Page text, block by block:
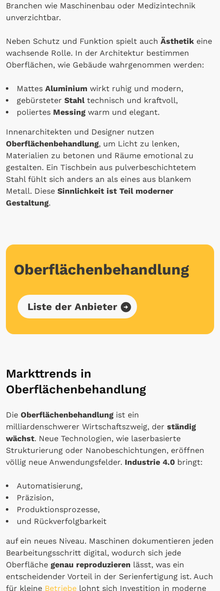
Branchen wie Maschinenbau oder Medizintechnik
unverzichtbar.
Neben Schutz und Funktion spielt auch Ästhetik eine
wachsende Rolle. In der Architektur bestimmen
Oberflächen, wie Gebäude wahrgenommen werden:
Mattes Aluminium wirkt ruhig und modern,
gebürsteter Stahl technisch und kraftvoll,
poliertes Messing warm und elegant.
Innenarchitekten und Designer nutzen
Oberflächenbehandlung, um Licht zu lenken,
Materialien zu betonen und Räume emotional zu
gestalten. Ein Tischbein aus pulverbeschichtetem
Stahl fühlt sich anders an als eines aus blankem
Metall. Diese Sinnlichkeit ist Teil moderner
Gestaltung.
Oberflächenbehandlung
Liste der Anbieter
Markttrends in
Oberflächenbehandlung
Die Oberflächenbehandlung ist ein
milliardenschwerer Wirtschaftszweig, der ständig
wächst. Neue Technologien, wie laserbasierte
Strukturierung oder Nanobeschichtungen, eröffnen
völlig neue Anwendungsfelder. Industrie 4.0 bringt:
Automatisierung,
Präzision,
Produktionsprozesse,
und Rückverfolgbarkeit
auf ein neues Niveau. Maschinen dokumentieren jeden
Bearbeitungsschritt digital, wodurch sich jede
Oberfläche genau reproduzieren lässt, was ein
entscheidender Vorteil in der Serienfertigung ist. Auch
für kleine Betriebe lohnt sich Investition in moderne